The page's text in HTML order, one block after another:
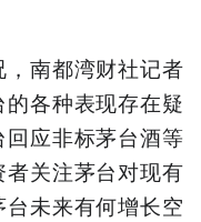
南都湾财社记者
各种表现存在疑
应非标茅台酒等
关注茅台对现有
未来有何增长空